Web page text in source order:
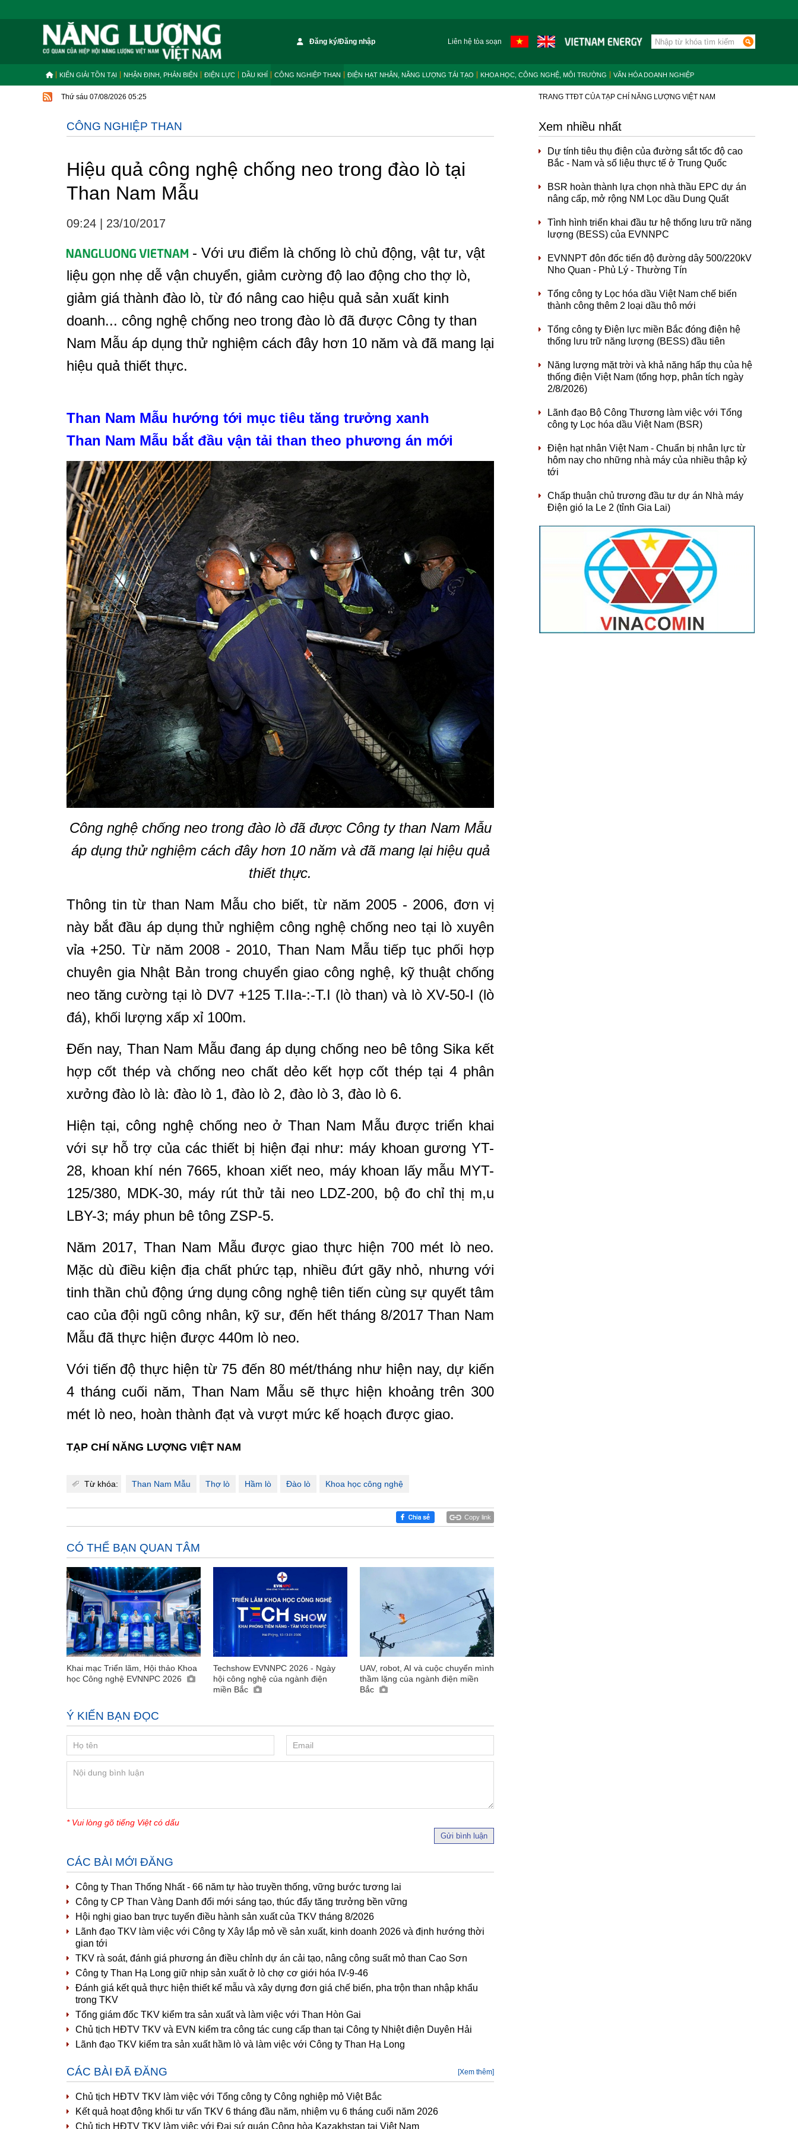
Đăng ký/Đăng nhập Liên hệ tòa soạn
KIẾN GIẢI TỒN TẠI NHẬN ĐỊNH, PHẢN BIỆN ĐIỆN LỰC DẦU KHÍ CÔNG NGHIỆP THAN ĐIỆN HẠT NHÂN, NĂNG LƯỢNG TÁI TẠO KHOA HỌC, CÔNG NGHỆ, MÔI TRƯỜNG VĂN HÓA DOANH NGHIỆP
Thứ sáu 07/08/2026 05:25 TRANG TTĐT CỦA TẠP CHÍ NĂNG LƯỢNG VIỆT NAM
CÔNG NGHIỆP THAN
Hiệu quả công nghệ chống neo trong đào lò tại
Than Nam Mẫu
09:24 23/10/2017
- Với ưu điểm là chống lò chủ động, vật tư, vật
liệu gọn nhẹ dễ vận chuyển, giảm cường độ lao động cho thợ lò,
giảm giá thành đào lò, từ đó nâng cao hiệu quả sản xuất kinh
doanh... công nghệ chống neo trong đào lò đã được Công ty than
Nam Mẫu áp dụng thử nghiệm cách đây hơn 10 năm và đã mang lại
hiệu quả thiết thực.
Than Nam Mẫu hướng tới mục tiêu tăng trưởng xanh
Than Nam Mẫu bắt đầu vận tải than theo phương án mới
Công nghệ chống neo trong đào lò đã được Công ty than Nam Mẫu
áp dụng thử nghiệm cách đây hơn 10 năm và đã mang lại hiệu quả
thiết thực.
Thông tin từ than Nam Mẫu cho biết, từ năm 2005 - 2006, đơn vị
này bắt đầu áp dụng thử nghiệm công nghệ chống neo tại lò xuyên
vỉa +250. Từ năm 2008 - 2010, Than Nam Mẫu tiếp tục phối hợp
chuyên gia Nhật Bản trong chuyển giao công nghệ, kỹ thuật chống
neo tăng cường tại lò DV7 +125 T.IIa-:-T.I (lò than) và lò XV-50-I (lò
đá), khối lượng xấp xỉ 100m.
Đến nay, Than Nam Mẫu đang áp dụng chống neo bê tông Sika kết
hợp cốt thép và chống neo chất dẻo kết hợp cốt thép tại 4 phân
xưởng đào lò là: đào lò 1, đào lò 2, đào lò 3, đào lò 6.
Hiện tại, công nghệ chống neo ở Than Nam Mẫu được triển khai
với sự hỗ trợ của các thiết bị hiện đại như: máy khoan gương YT-
28, khoan khí nén 7665, khoan xiết neo, máy khoan lấy mẫu MYT-
125/380, MDK-30, máy rút thử tải neo LDZ-200, bộ đo chỉ thị m,u
LBY-3; máy phun bê tông ZSP-5.
Năm 2017, Than Nam Mẫu được giao thực hiện 700 mét lò neo.
Mặc dù điều kiện địa chất phức tạp, nhiều đứt gãy nhỏ, nhưng với
tinh thần chủ động ứng dụng công nghệ tiên tiến cùng sự quyết tâm
cao của đội ngũ công nhân, kỹ sư, đến hết tháng 8/2017 Than Nam
Mẫu đã thực hiện được 440m lò neo.
Với tiến độ thực hiện từ 75 đến 80 mét/tháng như hiện nay, dự kiến
4 tháng cuối năm, Than Nam Mẫu sẽ thực hiện khoảng trên 300
mét lò neo, hoàn thành đạt và vượt mức kế hoạch được giao.
TẠP CHÍ NĂNG LƯỢNG VIỆT NAM
Từ khóa: Than Nam Mẫu Thợ lò Hầm lò Đào lò Khoa học công nghệ
Copy link
CÓ THỂ BẠN QUAN TÂM
Khai mạc Triển lãm, Hội thảo Khoa
học Công nghệ EVNNPC 2026
Techshow EVNNPC 2026 - Ngày
hội công nghệ của ngành điện
miền Bắc
UAV, robot, AI và cuộc chuyển mình
thầm lặng của ngành điện miền
Bắc
Ý KIẾN BẠN ĐỌC
* Vui lòng gõ tiếng Việt có dấu
Gửi bình luận
CÁC BÀI MỚI ĐĂNG
Công ty Than Thống Nhất - 66 năm tự hào truyền thống, vững bước tương lai
Công ty CP Than Vàng Danh đổi mới sáng tạo, thúc đẩy tăng trưởng bền vững
Hội nghị giao ban trực tuyến điều hành sản xuất của TKV tháng 8/2026
Lãnh đạo TKV làm việc với Công ty Xây lắp mỏ về sản xuất, kinh doanh 2026 và định hướng thời
gian tới
TKV rà soát, đánh giá phương án điều chỉnh dự án cải tạo, nâng công suất mỏ than Cao Sơn
Công ty Than Hạ Long giữ nhịp sản xuất ở lò chợ cơ giới hóa IV-9-46
Đánh giá kết quả thực hiện thiết kế mẫu và xây dựng đơn giá chế biến, pha trộn than nhập khẩu
trong TKV
Tổng giám đốc TKV kiểm tra sản xuất và làm việc với Than Hòn Gai
Chủ tịch HĐTV TKV và EVN kiểm tra công tác cung cấp than tại Công ty Nhiệt điện Duyên Hải
Lãnh đạo TKV kiểm tra sản xuất hầm lò và làm việc với Công ty Than Hạ Long
CÁC BÀI ĐÃ ĐĂNG [Xem thêm]
Chủ tịch HĐTV TKV làm việc với Tổng công ty Công nghiệp mỏ Việt Bắc
Kết quả hoạt động khối tư vấn TKV 6 tháng đầu năm, nhiệm vụ 6 tháng cuối năm 2026
Chủ tịch HĐTV TKV làm việc với Đại sứ quán Cộng hòa Kazakhstan tại Việt Nam
Xem nhiều nhất
Dự tính tiêu thụ điện của đường sắt tốc độ cao
Bắc - Nam và số liệu thực tế ở Trung Quốc
BSR hoàn thành lựa chọn nhà thầu EPC dự án
nâng cấp, mở rộng NM Lọc dầu Dung Quất
Tình hình triển khai đầu tư hệ thống lưu trữ năng
lượng (BESS) của EVNNPC
EVNNPT đôn đốc tiến độ đường dây 500/220kV
Nho Quan - Phủ Lý - Thường Tín
Tổng công ty Lọc hóa dầu Việt Nam chế biến
thành công thêm 2 loại dầu thô mới
Tổng công ty Điện lực miền Bắc đóng điện hệ
thống lưu trữ năng lượng (BESS) đầu tiên
Năng lượng mặt trời và khả năng hấp thụ của hệ
thống điện Việt Nam (tổng hợp, phân tích ngày
2/8/2026)
Lãnh đạo Bộ Công Thương làm việc với Tổng
công ty Lọc hóa dầu Việt Nam (BSR)
Điện hạt nhân Việt Nam - Chuẩn bị nhân lực từ
hôm nay cho những nhà máy của nhiều thập kỷ
tới
Chấp thuận chủ trương đầu tư dự án Nhà máy
Điện gió Ia Le 2 (tỉnh Gia Lai)